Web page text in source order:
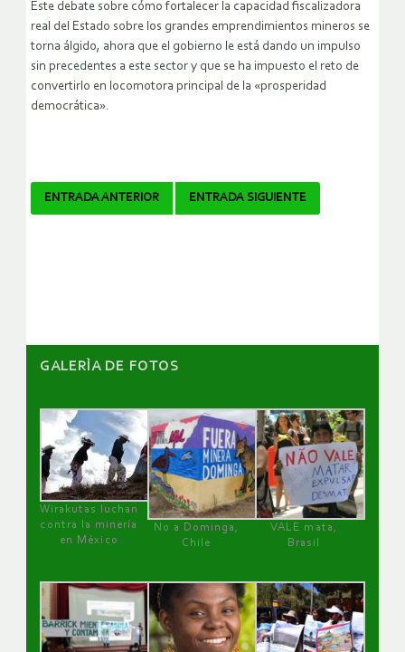
Este debate sobre cómo fortalecer la capacidad fiscalizadora
real del Estado sobre los grandes emprendimientos mineros se
torna álgido, ahora que el gobierno le está dando un impulso
sin precedentes a este sector y que se ha impuesto el reto de
convertirlo en locomotora principal de la «prosperidad
democrática».
Navegador
ENTRADA ANTERIOR ENTRADA SIGUIENTE
GALERÌA DE FOTOS
Wirakutas luchan
contra la minería
en México
No a Dominga,
Chile
VALE mata,
Brasil